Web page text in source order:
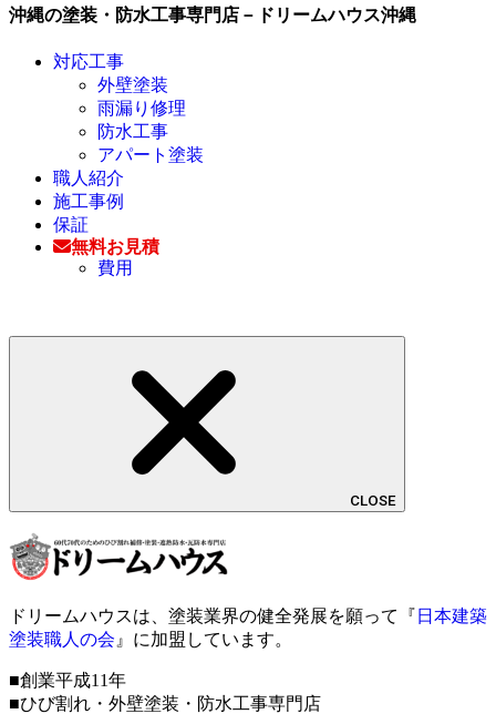
沖縄の塗装・防水工事専門店－ドリームハウス沖縄
対応工事
外壁塗装
雨漏り修理
防水工事
アパート塗装
職人紹介
施工事例
保証
無料お見積
費用
CLOSE
ドリームハウスは、塗装業界の健全発展を願って『 日本建築
塗装職人の会 』に加盟しています。
■創業平成11年
■ひび割れ・外壁塗装・防水工事専門店